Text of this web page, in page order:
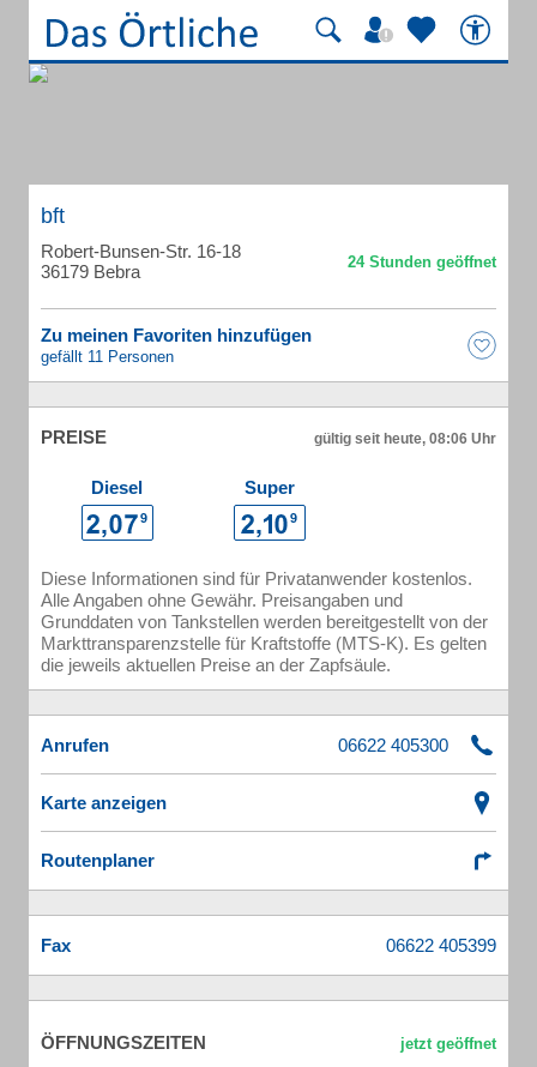
bft
Robert-Bunsen-Str. 16-18
36179 Bebra
Zu meinen Favoriten hinzufügen
gefällt 11 Personen
PREISE gültig seit heute, 08:06 Uhr
Diesel Super
Diese Informationen sind für Privatanwender kostenlos.
Alle Angaben ohne Gewähr. Preisangaben und
Grunddaten von Tankstellen werden bereitgestellt von der
Markttransparenzstelle für Kraftstoffe (MTS-K). Es gelten
die jeweils aktuellen Preise an der Zapfsäule.
Anrufen
Karte anzeigen
Routenplaner
Fax
ÖFFNUNGSZEITEN